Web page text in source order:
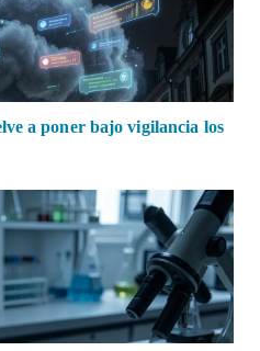
a poner bajo vigilancia los